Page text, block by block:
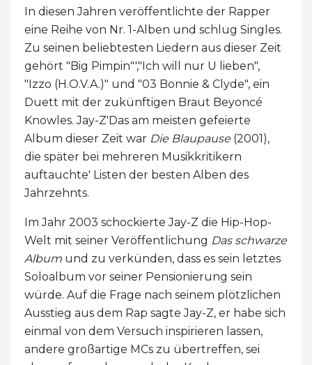
In diesen Jahren veröffentlichte der Rapper
eine Reihe von Nr. 1-Alben und schlug Singles.
Zu seinen beliebtesten Liedern aus dieser Zeit
gehört "Big Pimpin"',"Ich will nur U lieben",
"Izzo (H.O.V.A.)" und "03 Bonnie & Clyde", ein
Duett mit der zukünftigen Braut Beyoncé
Knowles. Jay-Z'Das am meisten gefeierte
Album dieser Zeit war Die Blaupause(2001),
die später bei mehreren Musikkritikern
auftauchte' Listen der besten Alben des
Jahrzehnts.
Im Jahr 2003 schockierte Jay-Z die Hip-Hop-
Welt mit seiner Veröffentlichung Das schwarze
Album und zu verkünden, dass es sein letztes
Soloalbum vor seiner Pensionierung sein
würde. Auf die Frage nach seinem plötzlichen
Ausstieg aus dem Rap sagte Jay-Z, er habe sich
einmal von dem Versuch inspirieren lassen,
andere großartige MCs zu übertreffen, sei